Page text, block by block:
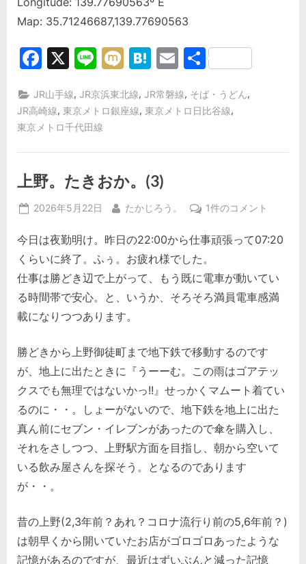
Map: 35.71246687,139.77690563
Facebook
X LineMixiHatena
Email
共
JR山手線, JR京浜東北線, JR常磐線, そば・うどん,
JR高崎線, 東京メトロ銀座線, 東京メトロ日比谷線,
東京メトロ千代田線
上野。たきおか。(3)
Posted
2026年5月22日 By
たかじろう。
上
た
か。
(3)
1件のコメント
今日は夜勤明け。昨日の22:00から仕事頑張って07:20
くらいに終了。ふぅ。お疲れ様でした。
仕事は勝どき辺で上がって、もう既に電車が動いてい
る時間帯で安心。と、いうか、そろそろ満員電車感満
載になりつつあります。
勝どきから上野御徒町まで地下鉄で移動するのです
が、地上に出たときに『うーーむ。この雨はゴアテッ
クスでも無理ではないかっ!!』せっかくマムート着てい
るのに・・。しょーがないので、地下鉄を地上に出た
真ん前にセブン・イレブンがあったので傘を購入し、
それをさしつつ、上野駅方面を目指し、朝から空いて
いる飲み屋さんを探そう。となるのであります
が・・。
昔の上野(2,3年前？あれ？コロナ流行り前の5,6年前？)
は朝早くから開いていたお店がゴロゴロあったような
記憶があるのですが、最近はずいぶんと減った記憶